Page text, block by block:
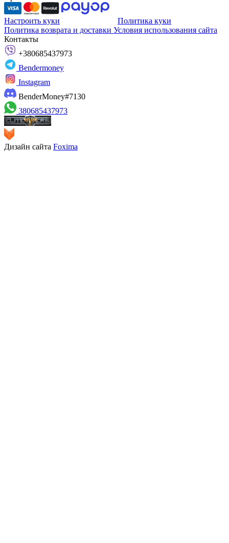
Настроить куки
Политика куки
Политика возврата и доставки Условия использования сайта
Контакты
+380685437973
Bendermoney
Instagram
BenderMoney#7130
380685437973
Дизайн сайта Foxima